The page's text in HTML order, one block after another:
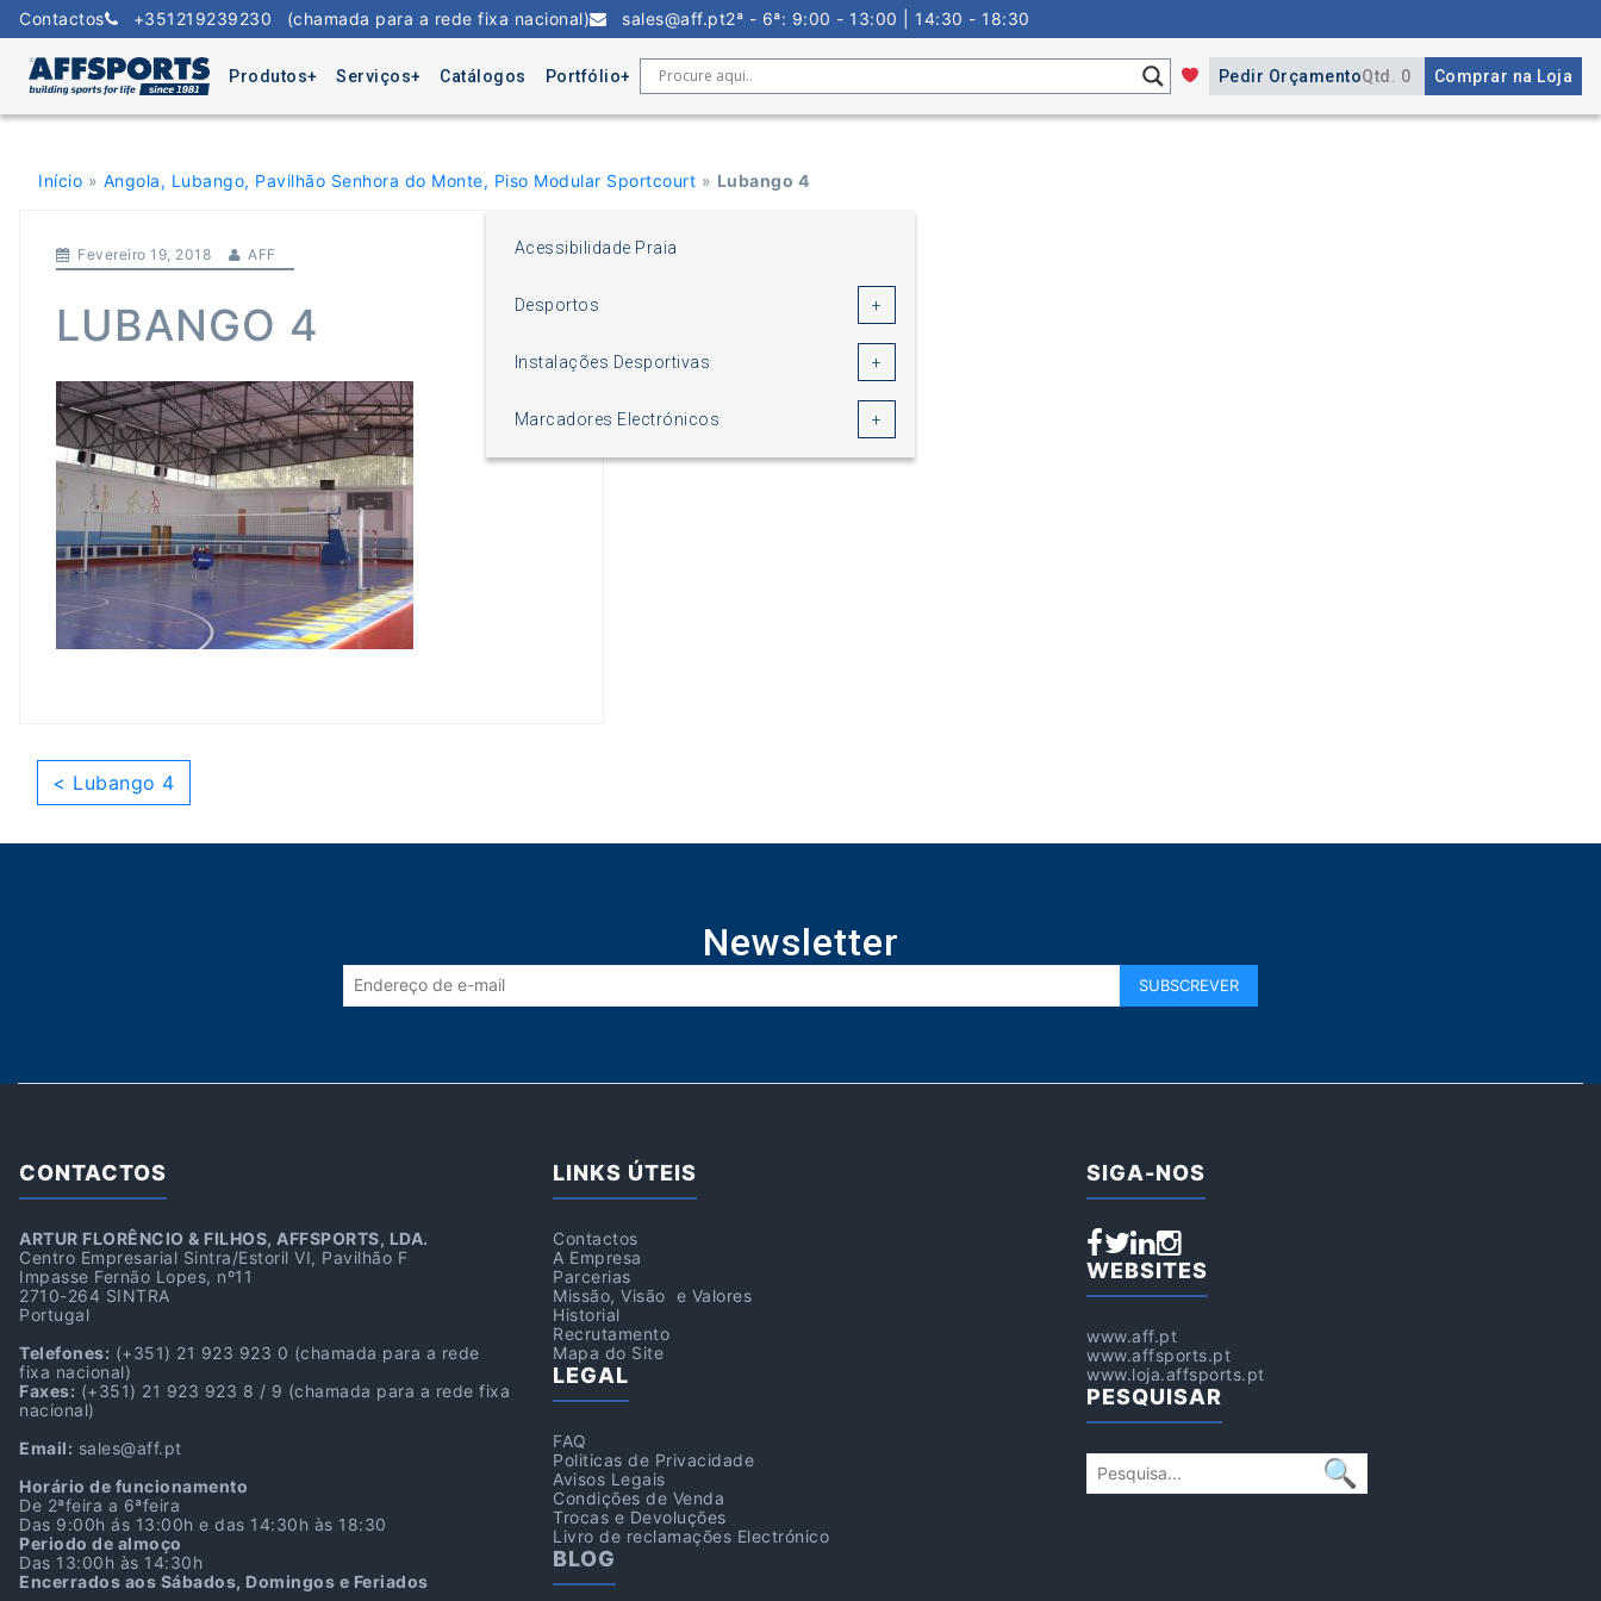
Skip
Contactos +351219239230 (chamada para a rede fixa nacional) sales@aff.pt2ª - 6ª: 9:00 - 13:00 | 14:30 - 18:30
Produtos Serviços Catálogos Portfólio Pedir OrçamentoQtd. 0 Comprar na Loja
Início » Angola, Lubango, Pavilhão Senhora do Monte, Piso Modular Sportcourt » Lubango 4
Fevereiro 19, 2018 AFF
LUBANGO 4
< Lubango 4
Acessibilidade Praia
Desportos
Instalações Desportivas
Marcadores Electrónicos
Newsletter
CONTACTOS
ARTUR FLORÊNCIO & FILHOS, AFFSPORTS, LDA.
Centro Empresarial Sintra/Estoril VI, Pavilhão F
Impasse Fernão Lopes, nº11
2710-264 SINTRA
Portugal
Telefones: (+351) 21 923 923 0 (chamada para a rede
fixa nacional)
Faxes: (+351) 21 923 923 8 / 9 (chamada para a rede fixa
nacional)
Email: sales@aff.pt
Horário de funcionamento
De 2ªfeira a 6ªfeira
Das 9:00h ás 13:00h e das 14:30h às 18:30
Periodo de almoço
Das 13:00h às 14:30h
Encerrados aos Sábados, Domingos e Feriados
LINKS ÚTEIS
Contactos
A Empresa
Parcerias
Missão, Visão e Valores
Historial
Recrutamento
Mapa do Site
LEGAL
FAQ
Politicas de Privacidade
Avisos Legais
Condições de Venda
Trocas e Devoluções
Livro de reclamações Electrónico
BLOG
SIGA-NOS
WEBSITES
www.aff.pt
www.affsports.pt
www.loja.affsports.pt
PESQUISAR